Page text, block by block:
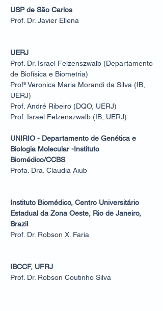
USP de São Carlos
Prof. Dr. Javier Ellena
UERJ
Prof. Dr. Israel Felzenszwalb (Departamento
de Biofísica e Biometria)
Profª Veronica Maria Morandi da Silva (IB,
UERJ)
Prof. André Ribeiro (DQO, UERJ)
Prof. Israel Felzenszwalb (IB, UERJ)
UNIRIO - Departamento de Genética e
Biologia Molecular -Instituto
Biomédico/CCBS
Profa. Dra. Claudia Aiub
Instituto Biomédico, Centro Universitário
Estadual da Zona Oeste, Rio de Janeiro,
Brazil
Prof. Dr. Robson X. Faria
IBCCF, UFRJ
Prof. Dr. Robson Coutinho Silva